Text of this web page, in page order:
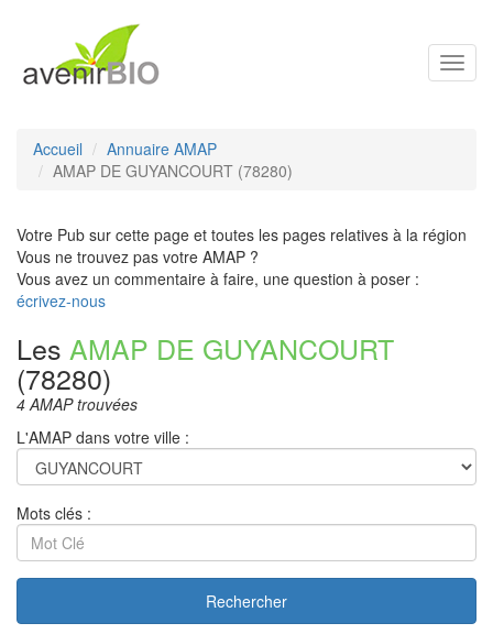
Accueil
Annuaire AMAP
AMAP DE GUYANCOURT (78280)
Votre Pub sur cette page et toutes les pages relatives à la région
Vous ne trouvez pas votre AMAP ?
Vous avez un commentaire à faire, une question à poser :
écrivez-nous
Les AMAP DE GUYANCOURT
(78280)
4 AMAP trouvées
L'AMAP dans votre ville :
Mots clés :
Rechercher